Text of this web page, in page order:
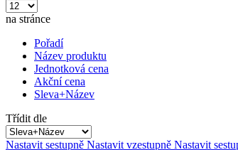
na stránce
Pořadí
Název produktu
Jednotková cena
Akční cena
Sleva+Název
Třídit dle
Nastavit sestupně Nastavit vzestupně Nastavit